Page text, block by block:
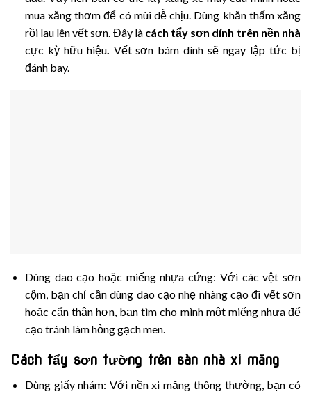
mua xăng thơm để có mùi dễ chịu. Dùng khăn thấm xăng
rồi lau lên vết sơn. Đây là cách tẩy sơn dính trên nền nhà
cực kỳ hữu hiệu. Vết sơn bám dính sẽ ngay lập tức bị
đánh bay.
Dùng dao cạo hoặc miếng nhựa cứng: Với các vệt sơn
cộm, bạn chỉ cần dùng dao cạo nhẹ nhàng cạo đi vết sơn
hoặc cẩn thận hơn, bạn tìm cho mình một miếng nhựa để
cạo tránh làm hỏng gạch men.
Cách tẩy sơn tường trên sàn nhà xi măng
Dùng giấy nhám: Với nền xi măng thông thường, bạn có